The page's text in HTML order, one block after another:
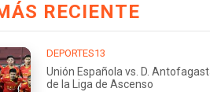
RECIENTE
DEPORTES13
Unión Española vs. D.
de la Liga de Ascenso